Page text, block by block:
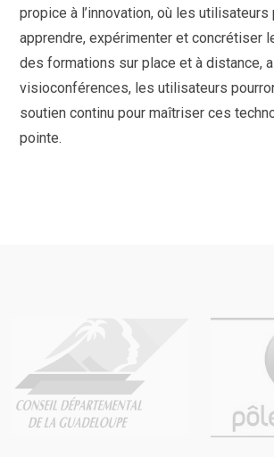
propice à l’innovation, où les utilisateurs
apprendre, expérimenter et concrétiser
des formations sur place et à distance,
visioconférences, les utilisateurs
soutien continu pour maîtriser ces
pointe.